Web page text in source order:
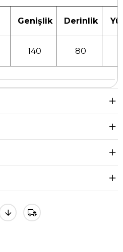
Genişlik Derinlik
140 80